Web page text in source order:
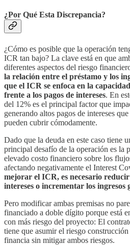
¿Por Qué Esta Discrepancia?
¿Cómo es posible que la operación
ICR tan bajo? La clave está en que
diferentes aspectos del riesgo
la relación entre el préstamo y los
que el ICR se enfoca en la
frente a los pagos de intereses. En
del 12% es el principal factor que
generando altos pagos de intereses
pueden cubrir cómodamente.
Dado que la deuda en este caso tiene
principal desafío de la operación es la
elevado costo financiero sobre los
afectando negativamente el Interest
mejorar el ICR, es necesario reducir
intereses o incrementar los ingresos
Pero modificar ambas premisas no
financiado a doble dígito porque está
con más riesgo del proyecto: El
tiene que asumir el riesgo
financia sin mitigar ambos riesgos.